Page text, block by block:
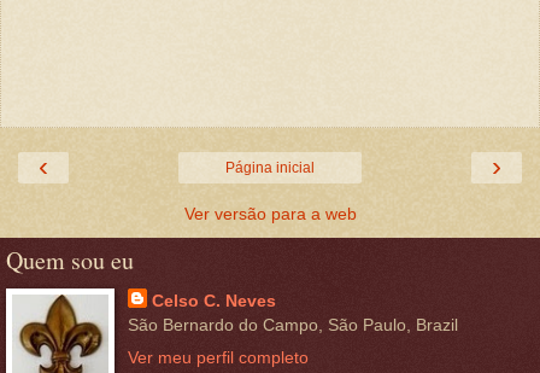
‹ ›
Página inicial
Ver versão para a web
Quem sou eu
Celso C. Neves
São Bernardo do Campo, São Paulo, Brazil
Ver meu perfil completo